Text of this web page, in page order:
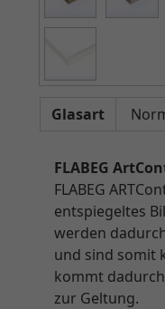
Glasart
FLABEG
FLABEG
entspiegeltes
werden
und sind somit
kommt
zur Geltung.